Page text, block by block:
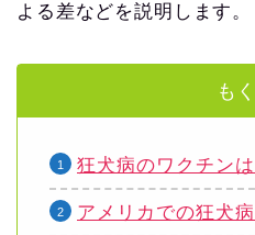
よる差などを説明します。
も
狂犬病のワクチン
アメリカでの狂犬